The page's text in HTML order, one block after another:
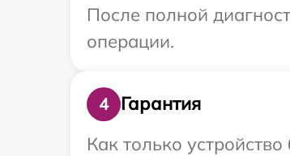
После полной
операции.
4
Гарантия
Как только